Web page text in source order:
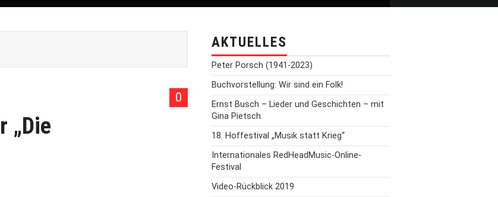
0
„Die
AKTUELLES
Peter Porsch (1941-2023)
Buchvorstellung: Wir sind ein Folk!
Ernst Busch – Lieder und Geschichten – mit
Gina Pietsch
18. Hoffestival „Musik statt Krieg“
Internationales RedHeadMusic-Online-
Festival
Video-Rückblick 2019